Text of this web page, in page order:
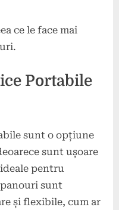
ce le face mai
Portabile
sunt o opțiune
sunt ușoare
pentru
sunt
și flexibile, cum ar